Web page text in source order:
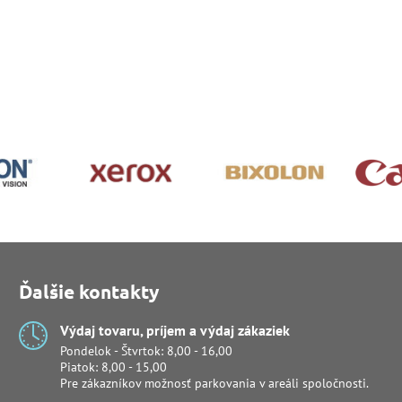
Ďalšie kontakty
Výdaj tovaru, príjem a výdaj zákaziek
Pondelok - Štvrtok: 8,00 - 16,00
Piatok: 8,00 - 15,00
Pre zákazníkov možnosť parkovania v areáli spoločnosti.